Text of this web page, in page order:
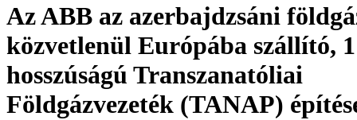
Az ABB az azerbajdzsáni
közvetlenül Európába szállító,
hosszúságú Transzanatóliai
Földgázvezeték (TANAP)